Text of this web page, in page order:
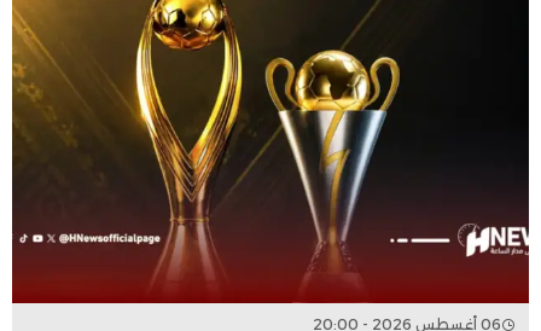
06 أغسطس 2026 - 20:00